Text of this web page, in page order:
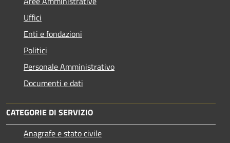
Uffici
Enti e fondazioni
Politici
Personale Amministrativo
Documenti e dati
CATEGORIE DI SERVIZIO
Anagrafe e stato civile